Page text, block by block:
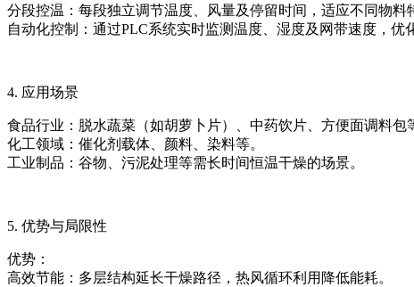
分段控温：每段独立调节温度、风量及停留时间，适应不同物料
自动化控制：通过PLC系统实时监测温度、湿度及网带速度，优
4. 应用场景
食品行业：脱水蔬菜（如胡萝卜片）、中药饮片、方便面调料包
化工领域：催化剂载体、颜料、染料等。
工业制品：谷物、污泥处理等需长时间恒温干燥的场景。
5. 优势与局限性
优势：
高效节能：多层结构延长干燥路径，热风循环利用降低能耗。